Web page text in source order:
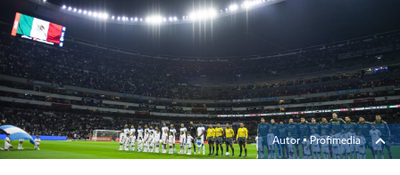
Autor ▪Profimedia